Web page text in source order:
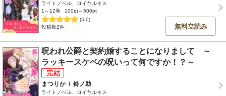
ライトノベル、ロイヤルキス
1～12巻
100pt～500pt
(5.0)
投稿数2件
無料立読み
呪われ公爵と契約婚することになりまして ～
ラッキースケベの呪いって何ですか！？～
まつりか / 鈴ノ助
ライトノベル、ロイヤルキス